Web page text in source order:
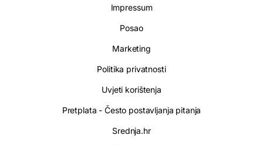
Impressum
Posao
Marketing
Politika privatnosti
Uvjeti korištenja
Pretplata - Često postavljanja pitanja
Srednja.hr